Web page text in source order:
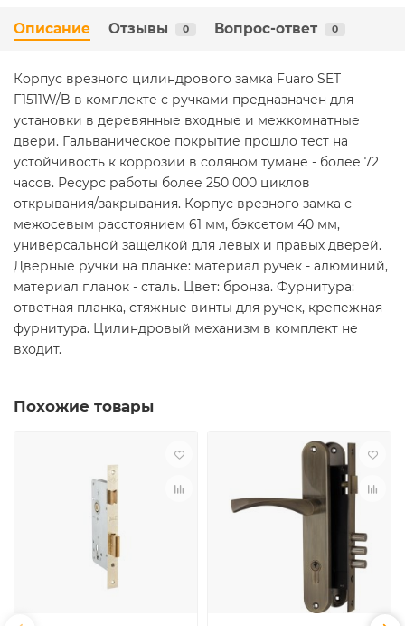
Описание Отзывы 0 Вопрос-ответ 0
Корпус врезного цилиндрового замка Fuaro SET
F1511W/B в комплекте с ручками предназначен для
установки в деревянные входные и межкомнатные
двери. Гальваническое покрытие прошло тест на
устойчивость к коррозии в соляном тумане - более 72
часов. Ресурс работы более 250 000 циклов
открывания/закрывания. Корпус врезного замка с
межосевым расстоянием 61 мм, бэксетом 40 мм,
универсальной защелкой для левых и правых дверей.
Дверные ручки на планке: материал ручек - алюминий,
материал планок - сталь. Цвет: бронза. Фурнитура:
ответная планка, стяжные винты для ручек, крепежная
фурнитура. Цилиндровый механизм в комплект не
входит.
Похожие товары